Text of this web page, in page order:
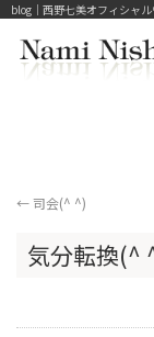
blog｜西野七美オフィシャ
←司会(^ ^)
気分転換(^